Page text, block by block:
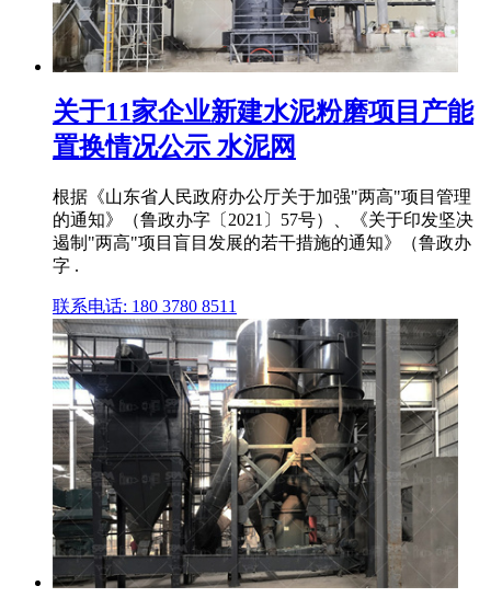
关于11家企业新建水泥粉磨项目产能
置换情况公示 水泥网
根据《山东省人民政府办公厅关于加强"两高"项目管理
的通知》（鲁政办字〔2021〕57号）、《关于印发坚决
遏制"两高"项目盲目发展的若干措施的通知》（鲁政办
字 .
联系电话: 180 3780 8511